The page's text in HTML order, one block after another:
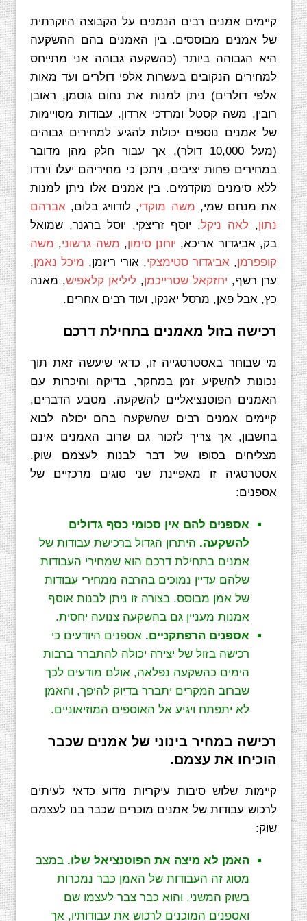
קיימים אמנים רבים הנמנים על הקבוצה היוקרתית
של אמנים מבוססים. בין האמנים בהם ההשקעה
היא הגבוהה ביותר (כהשקעה גבוהה אני מתייחס
למחירים הנקובים בעשרות אלפי דולרים ועד מאות
אלפי דולרים) ניתן למנות את נחום גוטמן, ראובן
רובין, משה קסטל ומרדכי ארדון. עבודות מסויימות
של אמנים נוספים יכולות להגיע למחירים גבוהים
(מעל 10,000 דולר), אך עבור חלק מהן מדובר
במחירים פחות יציבים, ויתכן כי מחיריהם יעלו וירדו
ללא סימנים מוקדמים. בין אמנים אלו ניתן למנות
את מנחם שמי, משה מוקדי, לודוויג בלום, אברהם
נתון, לאה ניקל, יוסף זריצקי, יוסל ברגנר, שמואל
בק, אביגדור אריכא, יוחנן סימון, משה גרשוני, משה
קופפרמן, אביגדור סטימצקי, אורי ריזמן, מיכל נאמן,
ערן רשף, יחזקאל שטרייכמן, ליליאן קלאפיש, מאנה
כץ, אבל פאן, מרסל יאנקו, ועוד רבים אחרים.
רכישה בזול מאמנים בתחילת דרכם
מי שבוחר באסטרטגייה זו, כדאי שיעשה זאת תוך
נכונות להשקיע זמן במחקר, בדיקה והיכרות עם
האמנים הפוטנציאליים להשקעה. מטבע הדברים,
קיימים אמנים רבים שהשקעה בהם יכולה לבוא
בחשבון, אך צריך לזכור גם שרוב האמנים אינם
מצליחים בסופו של דבר לבנות לעצמם שוק.
אסטרטגיה זו מאפיינת שני סוגים מרכזיים של
אספנים:
אספנים להם אין סכומי כסף גדולים
להשקעה. היתרון הגדול ברכישת עבודות של
אמנים בתחילת דרכם הוא שמחירי העבודות
שלהם עדיין נמוכים בהרבה ממחירי עבודות
של אמן מבוסס. בצורה זו ניתן לבנות אוסף
אמנות מעניין גם בהשקעה צנועה יחסית.
אספנים הרפתקניים. אספנים היודעים כי
רכישה בזול של יצירה יכולה להתברר ברבות
הימים כהשקעה נפלאה, אולם מודעים לכך
שברוב המקרים יתברר בדיוק להיפך, והאמן
לא יתפתח ויגיע אל האוספים המוזיאוניים.
רכישה במחיר בינוני של אמנים שכבר
הוכיחו את עצמם.
קיימות שלוש סיבות עיקריות מדוע כדאי לעיתים
לרכוש עבודות של אמנים מוכרים שכבר בנו לעצמם
שוק:
האמן לא מיצה את הפוטנציאל שלו. במצב
מסוג זה העבודות של האמן כבר נמכרות
בשוק המשני, והוא כבר צבר לעצמו שם
ואספנים המוכנים לרכוש את עבודותיו, אך